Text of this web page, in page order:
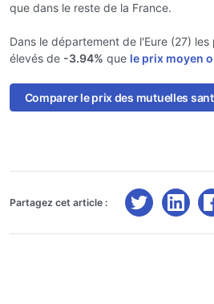
que dans le reste de la France.
Dans le département de l'Eure (27)
élevés de -3.94% que le prix moyen
Comparer le prix des mutuelles
Partagez cet article :